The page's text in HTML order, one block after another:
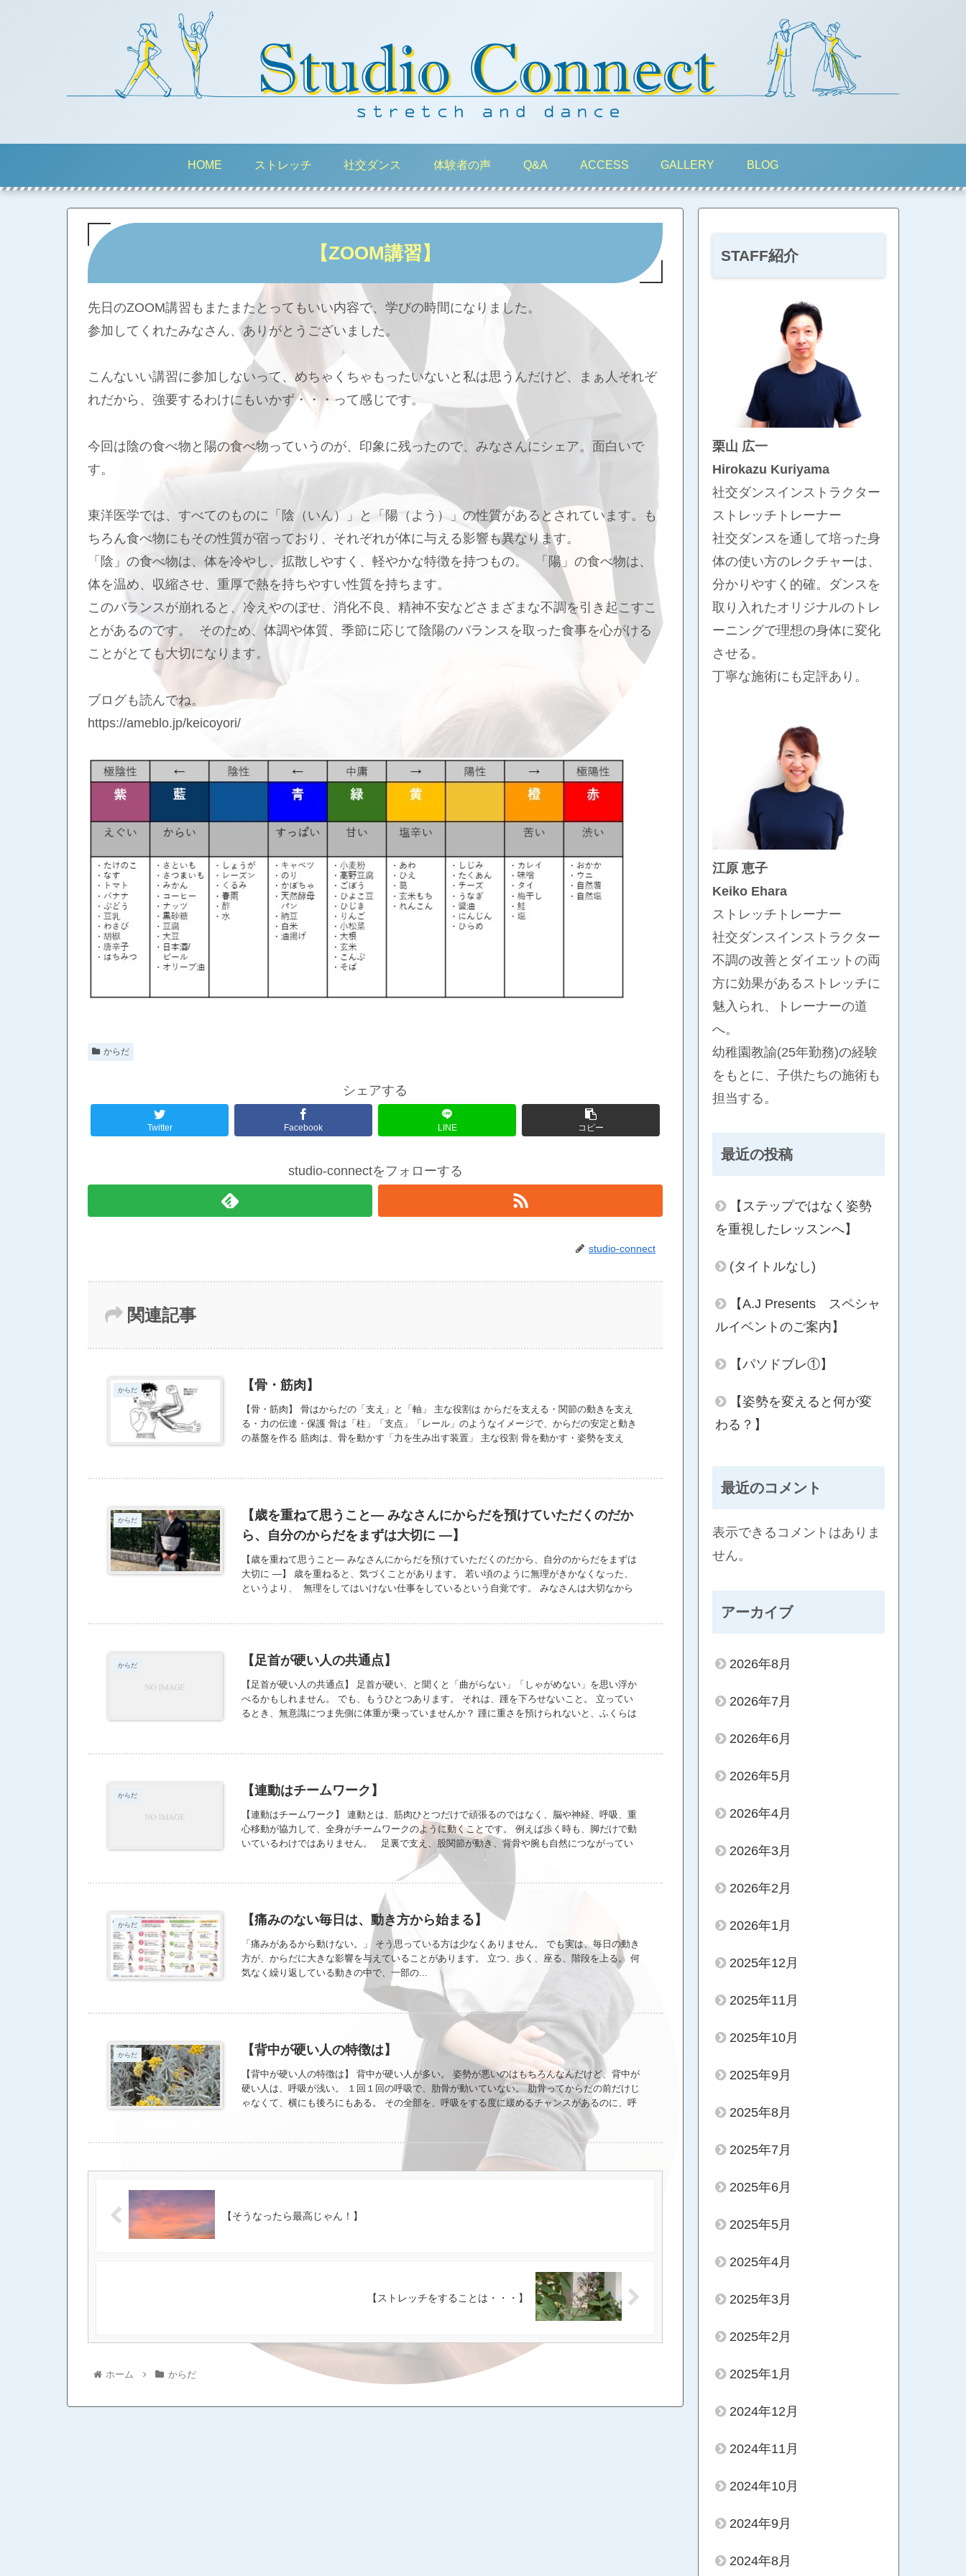
HOME ストレッチ 社交ダンス 体験者の声 Q&A ACCESS GALLERY BLOG
【ZOOM講習】
先日のZOOM講習もまたまたとってもいい内容で、学びの時間になりました。
参加してくれたみなさん、ありがとうございました。
こんないい講習に参加しないって、めちゃくちゃもったいないと私は思うんだけど、まぁ人それぞ
れだから、強要するわけにもいかず・・・って感じです。
今回は陰の食べ物と陽の食べ物っていうのが、印象に残ったので、みなさんにシェア。面白いで
す。
東洋医学では、すべてのものに「陰（いん）」と「陽（よう）」の性質があるとされています。も
ちろん食べ物にもその性質が宿っており、それぞれが体に与える影響も異なります。
「陰」の食べ物は、体を冷やし、拡散しやすく、軽やかな特徴を持つもの。 「陽」の食べ物は、
体を温め、収縮させ、重厚で熱を持ちやすい性質を持ちます。
このバランスが崩れると、冷えやのぼせ、消化不良、精神不安などさまざまな不調を引き起こすこ
とがあるのです。 そのため、体調や体質、季節に応じて陰陽のバランスを取った食事を心がける
ことがとても大切になります。
ブログも読んでね。
https://ameblo.jp/keicoyori/
からだ
シェアする
Twitter Facebook LINE コピー
studio-connectをフォローする
studio-connect
関連記事
からだ 【骨・筋肉】
【骨・筋肉】 骨はからだの「支え」と「軸」 主な役割は からだを支える・関節の動きを支え
る・力の伝達・保護 骨は「柱」「支点」「レール」のようなイメージで、からだの安定と動き
の基盤を作る 筋肉は、骨を動かす「力を生み出す装置」 主な役割 骨を動かす・姿勢を支え
骨の軸を意識して筋肉をサポート役として使うことが、効率的な動きに繋がる。 ブログ
からだ
【歳を重ねて思うこと― みなさんにからだを預けていただくのだか
ら、自分のからだをまずは大切に ―】
【歳を重ねて思うこと― みなさんにからだを預けていただくのだから、自分のからだをまずは
大切に ―】 歳を重ねると、気づくことがあります。 若い頃のように無理がきかなくなった、
というより、 無理をしてはいけない仕事をしているという自覚です。 みなさんは大切なから
集中力は変わります。 疲れていると感覚は鈍り、 余裕がないと小さな変化に気づけません。
じ取りたい。 だからまず、自分のからだを大切にする。 それは甘えではなく責任です。 歳を
重ねたからこそ、量より質を選びたい。 一人一人に、ちゃんと集中できる自分でありたいので
す。
からだ 【足首が硬い人の共通点】
【足首が硬い人の共通点】 足首が硬い、と聞くと「曲がらない」「しゃがめない」を思い浮か
べるかもしれません。 でも、もうひとつあります。 それは、踵を下ろせないこと。 立ってい
るとき、無意識につま先側に体重が乗っていませんか？ 踵に重さを預けられないと、ふくらは
でもあります。 まずは、踵をそっと下ろしてみること。 そこから足首は、少しずつ変わってい
からだ 【連動はチームワーク】
【連動はチームワーク】 連動とは、筋肉ひとつだけで頑張るのではなく、脳や神経、呼吸、重
心移動が協力して、全身がチームワークのように動くことです。 例えば歩く時も、脚だけで動
いているわけではありません。 足裏で支え、股関節が動き、背骨や腕も自然につながってい
ます。 本来、からだはこうした連動が自然に起きるようにできています。 でも、同じ姿勢や力
みのクセが続くと、一部分だけに負担が集中しやすくなります。 だから大切なのは、どこかを
無理に頑張らせることより、全身が協力できる状態を作ることなんです。
からだ 【痛みのない毎日は、動き方から始まる】
「痛みがあるから動けない。」 そう思っている方は少なくありません。 でも実は、毎日の動き
方が、からだに大きな影響を与えていることがあります。 立つ、歩く、座る、階段を上る。 何
気なく繰り返している動きの中で、一部の...
からだ 【背中が硬い人の特徴は】
【背中が硬い人の特徴は】 背中が硬い人が多い。 姿勢が悪いのはもちろんなんだけど、背中が
硬い人は、呼吸が浅い。 １回１回の呼吸で、肋骨が動いていない。 肋骨ってからだの前だけじ
ゃなくて、横にも後ろにもある。 その全部を、呼吸をする度に緩めるチャンスがあるのに、呼
吸が浅いから緩められない。 特に背中側が膨らむまで吸うことができないんだな。 背中を緩め
たかったら、ストレッチで伸ばすのもいいんだけど、背中が膨らむまで吸う。 これが1番いいと
思うんだ。 今日のブログ 【社交ダンスにおける心地よいリードとは】
【そうなったら最高じゃん！】
【ストレッチをすることは・・・】
ホーム からだ
STAFF紹介
栗山 広一
Hirokazu Kuriyama
社交ダンスインストラクター
ストレッチトレーナー
社交ダンスを通して培った身
体の使い方のレクチャーは、
分かりやすく的確。ダンスを
取り入れたオリジナルのトレ
ーニングで理想の身体に変化
させる。
丁寧な施術にも定評あり。
江原 恵子
Keiko Ehara
ストレッチトレーナー
社交ダンスインストラクター
不調の改善とダイエットの両
方に効果があるストレッチに
魅入られ、トレーナーの道
へ。
幼稚園教諭(25年勤務)の経験
をもとに、子供たちの施術も
担当する。
最近の投稿
【ステップではなく姿勢
を重視したレッスンへ】
(タイトルなし)
【A.J Presents スペシャ
ルイベントのご案内】
【パソドブレ①】
【姿勢を変えると何が変
わる？】
最近のコメント
表示できるコメントはありま
せん。
アーカイブ
2026年8月
2026年7月
2026年6月
2026年5月
2026年4月
2026年3月
2026年2月
2026年1月
2025年12月
2025年11月
2025年10月
2025年9月
2025年8月
2025年7月
2025年6月
2025年5月
2025年4月
2025年3月
2025年2月
2025年1月
2024年12月
2024年11月
2024年10月
2024年9月
2024年8月